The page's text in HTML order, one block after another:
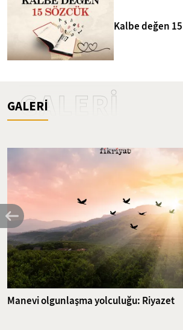
Kalbe değen
GALERİ
GALERİ
Manevi olgunlaşma yolculuğu: Riyazet